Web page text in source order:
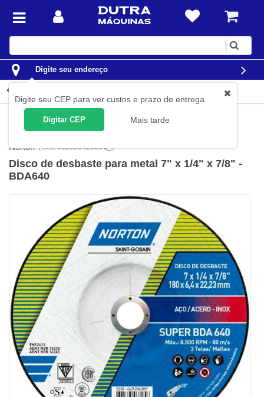
Digite
Digite seu endereço
Digite seu CEP para ver custos e prazo de entrega.
Digitar CEP Mais tarde
Ferramentas Acessórios para Ferramentas
Discos de Desbaste
Norton (Cód.66252842859 )
Disco de desbaste para metal 7" x 1/4" x 7/8" -
BDA640